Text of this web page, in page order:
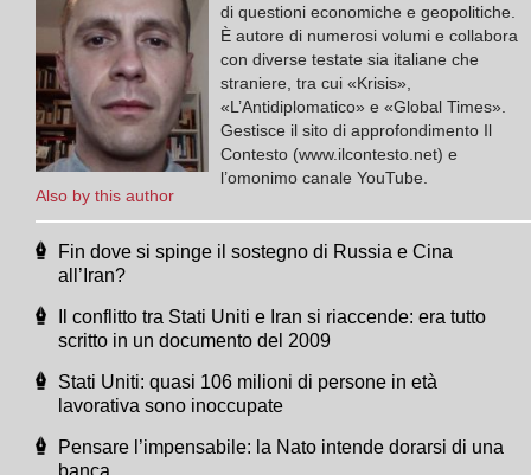
Also by this author
di questioni economiche e geopolitiche.
È autore di numerosi volumi e collabora
con diverse testate sia italiane che
straniere, tra cui «Krisis»,
«L’Antidiplomatico» e «Global Times».
Gestisce il sito di approfondimento Il
Contesto (www.ilcontesto.net) e
l’omonimo canale YouTube.
Fin dove si spinge il sostegno di Russia e Cina
all’Iran?
Il conflitto tra Stati Uniti e Iran si riaccende: era tutto
scritto in un documento del 2009
Stati Uniti: quasi 106 milioni di persone in età
lavorativa sono inoccupate
Pensare l’impensabile: la Nato intende dorarsi di una
banca